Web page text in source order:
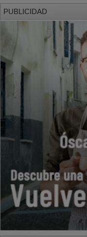
PUBLICIDAD